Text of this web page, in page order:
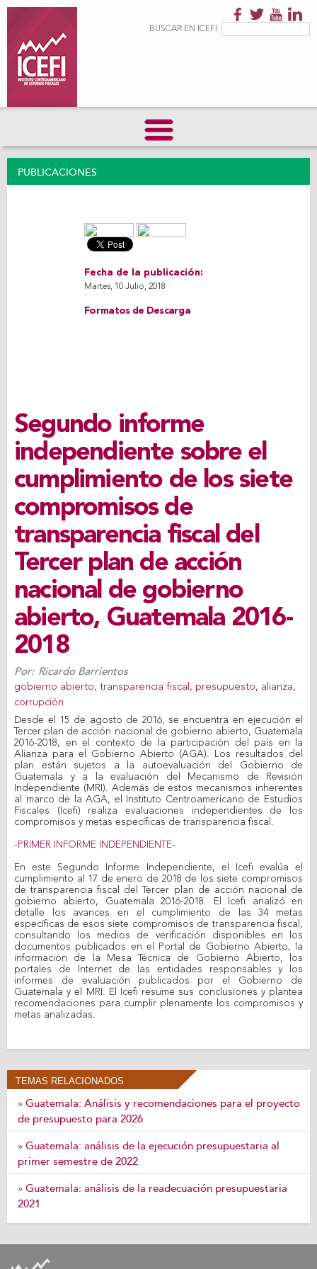
principalFormulario de
BUSCAR EN ICEFI:
PUBLICACIONES
Fecha de la publicación:
Martes, 10 Julio, 2018
Formatos de Descarga
Segundo informe
independiente sobre el
cumplimiento de los siete
compromisos de
transparencia fiscal del
Tercer plan de acción
nacional de gobierno
abierto, Guatemala 2016-
2018
Por: Ricardo Barrientos
gobierno abierto, transparencia fiscal, presupuesto, alianza,
corrupción
Desde el 15 de agosto de 2016, se encuentra en ejecución el
Tercer plan de acción nacional de gobierno abierto, Guatemala
2016-2018, en el contexto de la participación del país en la
Alianza para el Gobierno Abierto (AGA). Los resultados del
plan están sujetos a la autoevaluación del Gobierno de
Guatemala y a la evaluación del Mecanismo de Revisión
Independiente (MRI). Además de estos mecanismos inherentes
al marco de la AGA, el Instituto Centroamericano de Estudios
Fiscales (Icefi) realiza evaluaciones independientes de los
compromisos y metas específicas de transparencia fiscal.
- PRIMER INFORME INDEPENDIENTE-
En este Segundo Informe Independiente, el Icefi evalúa el
cumplimiento al 17 de enero de 2018 de los siete compromisos
de transparencia fiscal del Tercer plan de acción nacional de
gobierno abierto, Guatemala 2016-2018. El Icefi analizó en
detalle los avances en el cumplimiento de las 34 metas
específicas de esos siete compromisos de transparencia fiscal,
consultando los medios de verificación disponibles en los
documentos publicados en el Portal de Gobierno Abierto, la
información de la Mesa Técnica de Gobierno Abierto, los
portales de Internet de las entidades responsables y los
informes de evaluación publicados por el Gobierno de
Guatemala y el MRI. El Icefi resume sus conclusiones y plantea
recomendaciones para cumplir plenamente los compromisos y
metas analizadas.
TEMAS RELACIONADOS
» Guatemala: Análisis y recomendaciones para el proyecto
de presupuesto para 2026
» Guatemala: análisis de la ejecución presupuestaria al
primer semestre de 2022
» Guatemala: análisis de la readecuación presupuestaria
2021